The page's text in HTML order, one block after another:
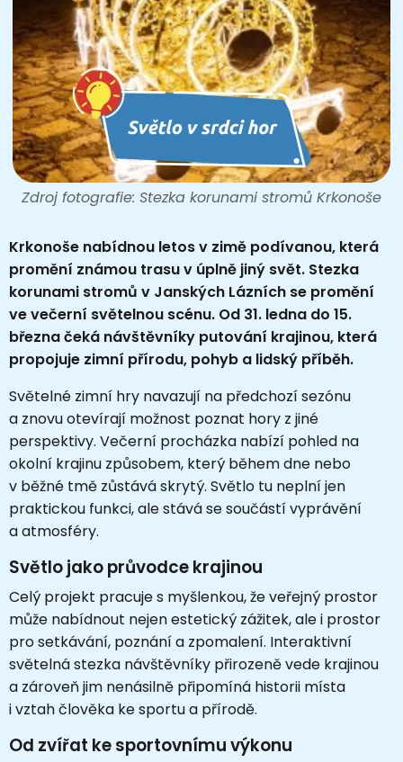
Zdroj fotografie: Stezka korunami stromů Krkonoše
Krkonoše nabídnou letos v zimě podívanou, která
promění známou trasu v úplně jiný svět. Stezka
korunami stromů v Janských Lázních se promění
ve večerní světelnou scénu. Od 31. ledna do 15.
března čeká návštěvníky putování krajinou, která
propojuje zimní přírodu, pohyb a lidský příběh.
Světelné zimní hry navazují na předchozí sezónu
a znovu otevírají možnost poznat hory z jiné
perspektivy. Večerní procházka nabízí pohled na
okolní krajinu způsobem, který během dne nebo
v běžné tmě zůstává skrytý. Světlo tu neplní jen
praktickou funkci, ale stává se součástí vyprávění
a atmosféry.
Světlo jako průvodce krajinou
Celý projekt pracuje s myšlenkou, že veřejný prostor
může nabídnout nejen estetický zážitek, ale i prostor
pro setkávání, poznání a zpomalení. Interaktivní
světelná stezka návštěvníky přirozeně vede krajinou
a zároveň jim nenásilně připomíná historii místa
i vztah člověka ke sportu a přírodě.
Od zvířat ke sportovnímu výkonu